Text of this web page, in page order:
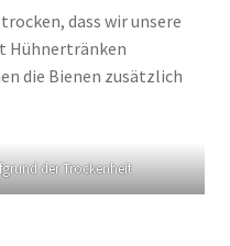
dass wir unsere
Hühnertränken
die Bienen zusätzlich
der Trockenheit